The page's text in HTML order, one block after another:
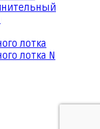
лотка
лотка N